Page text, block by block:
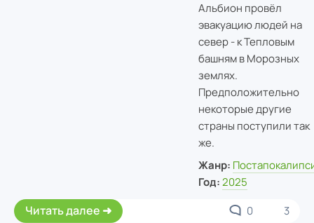
Альбион провёл
эвакуацию людей на
север - к Тепловым
башням в Морозных
землях.
Предположительно
некоторые другие
страны поступили так
же.
Жанр:
Год: 2025
Читать далее 0 3